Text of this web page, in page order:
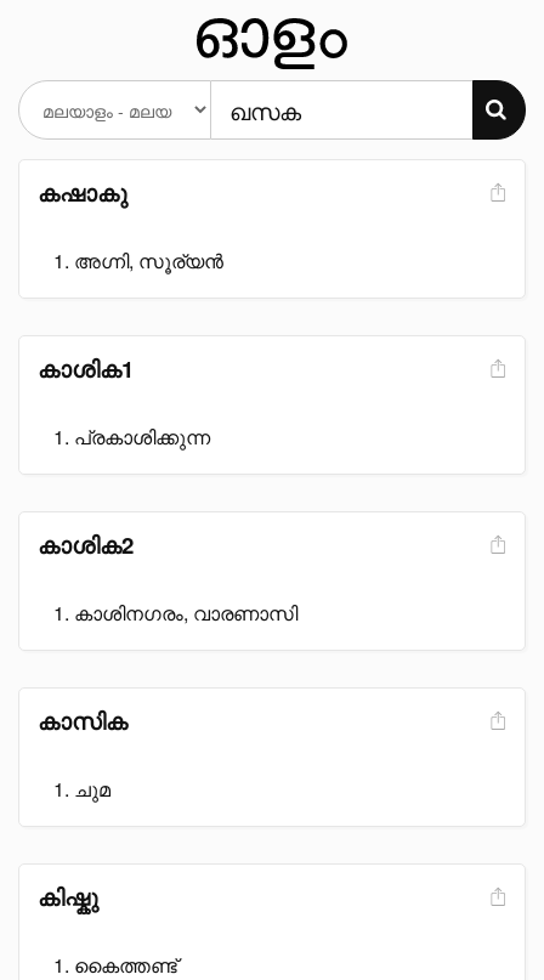
കഷാകു
അഗ്നി, സൂര്യൻ
കാശിക1
പ്രകാശിക്കുന്ന
കാശിക2
കാശിനഗരം, വാരണാസി
കാസിക
ചുമ
കിഷ്കു
കൈത്തണ്ട്